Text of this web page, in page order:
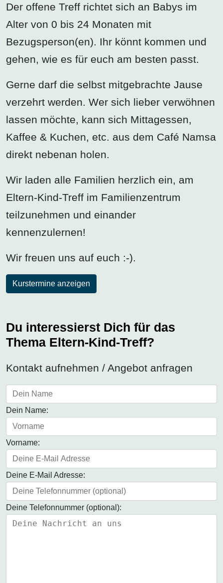
Der offene Treff richtet sich an Babys im
Alter von 0 bis 24 Monaten mit
Bezugsperson(en). Ihr könnt kommen und
gehen, wie es für euch am besten passt.
Gerne darf die selbst mitgebrachte Jause
verzehrt werden. Wer sich lieber verwöhnen
lassen möchte, kann sich Mittagessen,
Kaffee & Kuchen, etc. aus dem Café Namsa
direkt nebenan holen.
Wir laden alle Familien herzlich ein, am
Eltern-Kind-Treff im Familienzentrum
teilzunehmen und einander
kennenzulernen!
Wir freuen uns auf euch :-).
Kurstermine anzeigen
Du interessierst Dich für das
Thema Eltern-Kind-Treff?
Kontakt aufnehmen / Angebot anfragen
Dein Name:
Vorname:
Deine E-Mail Adresse:
Deine Telefonnummer (optional):